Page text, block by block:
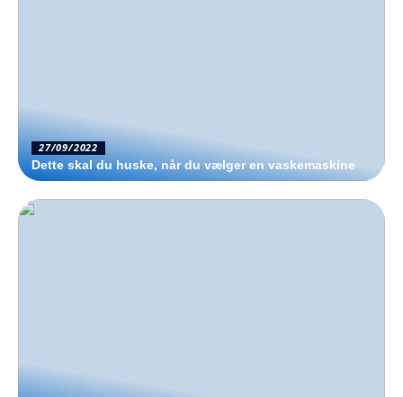
27/09/2022
Dette skal du huske, når du vælger en vaskemaskine